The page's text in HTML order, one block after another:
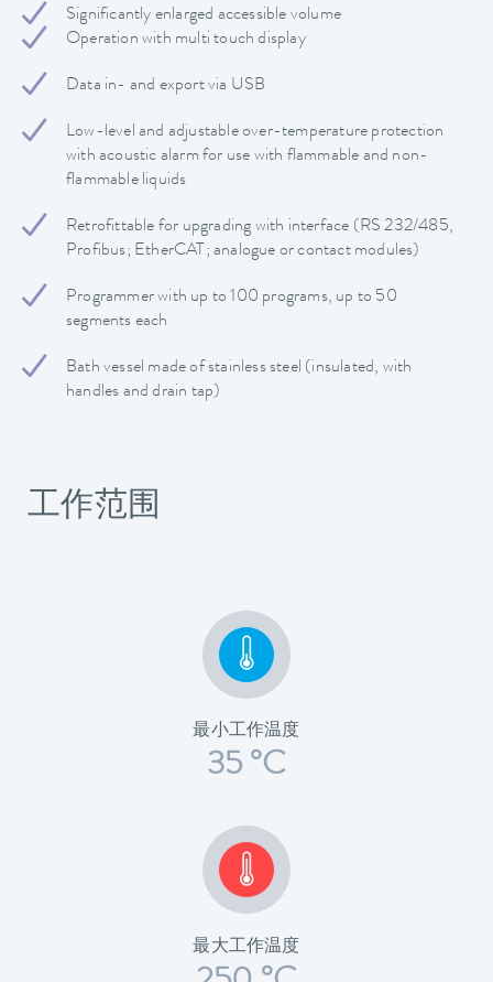
Significantly enlarged accessible volume
Operation with multi touch display
Data in- and export via USB
Low-level and adjustable over-temperature protection
with acoustic alarm for use with flammable and non-
flammable liquids
Retrofittable for upgrading with interface (RS 232/485,
Profibus; EtherCAT; analogue or contact modules)
Programmer with up to 100 programs, up to 50
segments each
Bath vessel made of stainless steel (insulated, with
handles and drain tap)
工作范围
最小工作温度
35 °C
最大工作温度